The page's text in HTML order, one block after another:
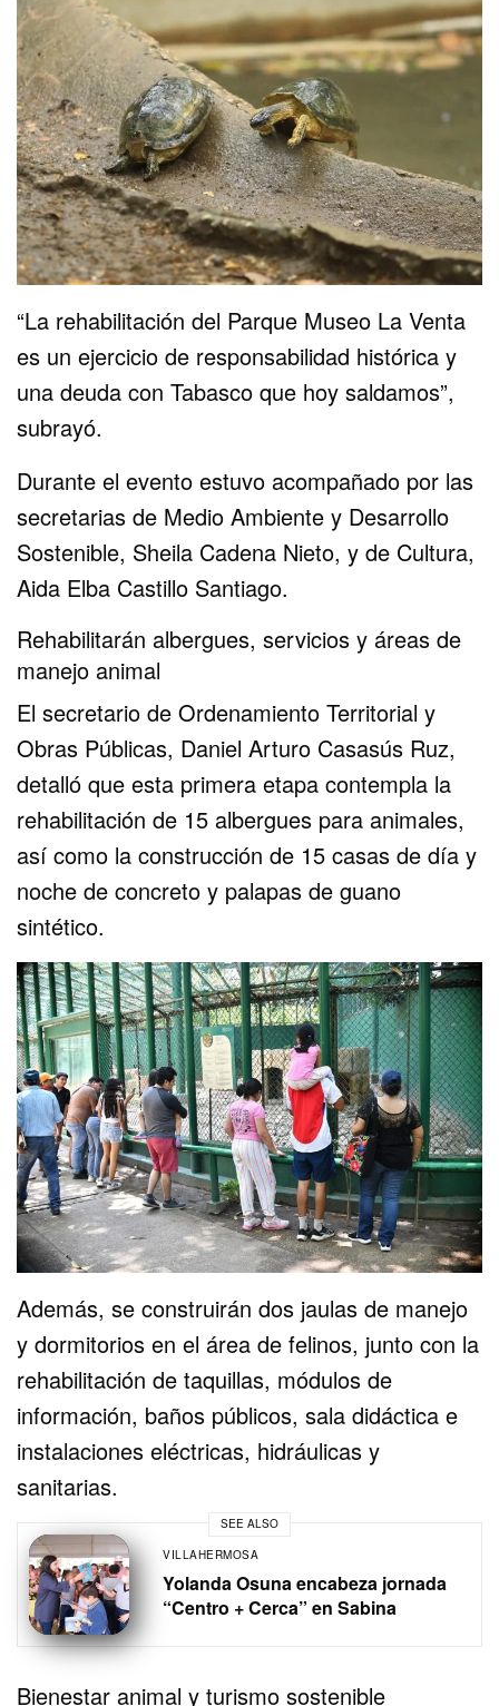
“La rehabilitación del Parque Museo La Venta
es un ejercicio de responsabilidad histórica y
una deuda con Tabasco que hoy saldamos”,
subrayó.
Durante el evento estuvo acompañado por las
secretarias de Medio Ambiente y Desarrollo
Sostenible, Sheila Cadena Nieto, y de Cultura,
Aida Elba Castillo Santiago.
Rehabilitarán albergues, servicios y áreas de
manejo animal
El secretario de Ordenamiento Territorial y
Obras Públicas, Daniel Arturo Casasús Ruz,
detalló que esta primera etapa contempla la
rehabilitación de 15 albergues para animales,
así como la construcción de 15 casas de día y
noche de concreto y palapas de guano
sintético.
Además, se construirán dos jaulas de manejo
y dormitorios en el área de felinos, junto con la
rehabilitación de taquillas, módulos de
información, baños públicos, sala didáctica e
instalaciones eléctricas, hidráulicas y
sanitarias.
SEE ALSO
VILLAHERMOSA
Yolanda Osuna encabeza jornada
“Centro + Cerca” en Sabina
Bienestar animal y turismo sostenible